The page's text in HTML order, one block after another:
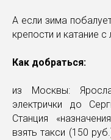
А если зима
крепости и катание
Как добраться:
из Москвы:
электрички до
Станция
взять такси (150